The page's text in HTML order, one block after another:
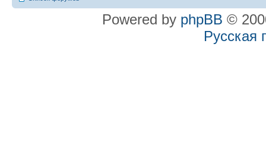
Powered by phpBB ©
Русская